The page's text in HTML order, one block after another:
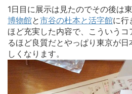
1日目に展示は見たのでその後は
博物館と市谷の杜本と活字館に行
ほど充実した内容で、こういうコ
るほど良質だとやっぱり東京が日
しくなります。